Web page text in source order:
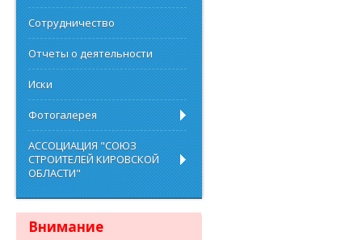
Сотрудничество
Отчеты о деятельности
Иски
Фотогалерея
АССОЦИАЦИЯ "СОЮЗ
СТРОИТЕЛЕЙ КИРОВСКОЙ
ОБЛАСТИ"
Внимание